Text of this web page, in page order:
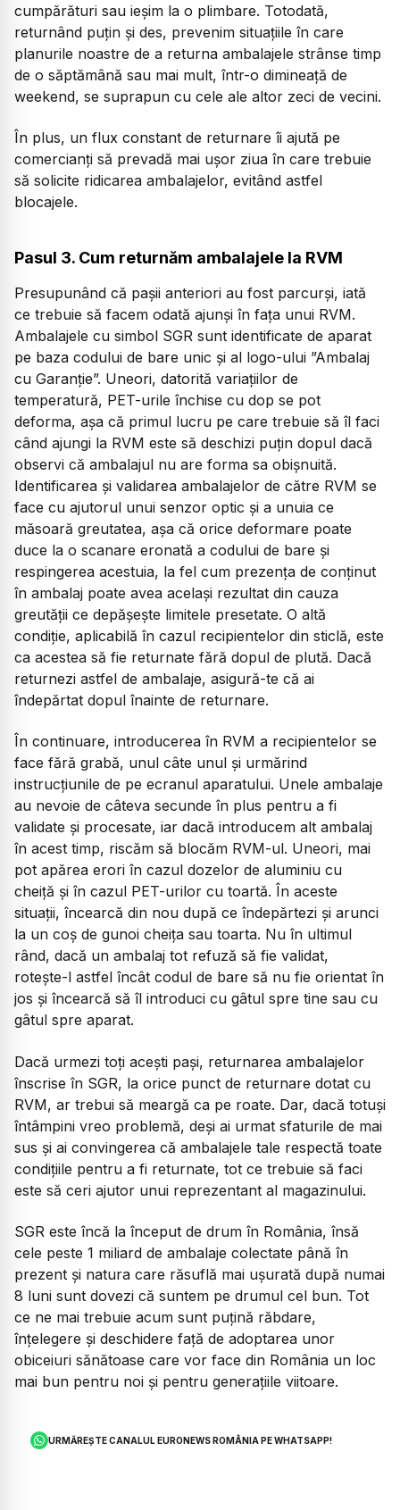
cumpărături sau ieșim la o plimbare. Totodată,
returnând puțin și des, prevenim situațiile în care
planurile noastre de a returna ambalajele strânse timp
de o săptămână sau mai mult, într-o dimineață de
weekend, se suprapun cu cele ale altor zeci de vecini.
În plus, un flux constant de returnare îi ajută pe
comercianți să prevadă mai ușor ziua în care trebuie
să solicite ridicarea ambalajelor, evitând astfel
blocajele.
Pasul 3. Cum returnăm ambalajele la RVM
Presupunând că pașii anteriori au fost parcurși, iată
ce trebuie să facem odată ajunși în fața unui RVM.
Ambalajele cu simbol SGR sunt identificate de aparat
pe baza codului de bare unic și al logo-ului ”Ambalaj
cu Garanție”. Uneori, datorită variațiilor de
temperatură, PET-urile închise cu dop se pot
deforma, așa că primul lucru pe care trebuie să îl faci
când ajungi la RVM este să deschizi puțin dopul dacă
observi că ambalajul nu are forma sa obișnuită.
Identificarea și validarea ambalajelor de către RVM se
face cu ajutorul unui senzor optic și a unuia ce
măsoară greutatea, așa că orice deformare poate
duce la o scanare eronată a codului de bare și
respingerea acestuia, la fel cum prezența de conținut
în ambalaj poate avea același rezultat din cauza
greutății ce depășește limitele presetate. O altă
condiție, aplicabilă în cazul recipientelor din sticlă, este
ca acestea să fie returnate fără dopul de plută. Dacă
returnezi astfel de ambalaje, asigură-te că ai
îndepărtat dopul înainte de returnare.
În continuare, introducerea în RVM a recipientelor se
face fără grabă, unul câte unul și urmărind
instrucțiunile de pe ecranul aparatului. Unele ambalaje
au nevoie de câteva secunde în plus pentru a fi
validate și procesate, iar dacă introducem alt ambalaj
în acest timp, riscăm să blocăm RVM-ul. Uneori, mai
pot apărea erori în cazul dozelor de aluminiu cu
cheiță și în cazul PET-urilor cu toartă. În aceste
situații, încearcă din nou după ce îndepărtezi și arunci
la un coș de gunoi cheița sau toarta. Nu în ultimul
rând, dacă un ambalaj tot refuză să fie validat,
rotește-l astfel încât codul de bare să nu fie orientat în
jos și încearcă să îl introduci cu gâtul spre tine sau cu
gâtul spre aparat.
Dacă urmezi toți acești pași, returnarea ambalajelor
înscrise în SGR, la orice punct de returnare dotat cu
RVM, ar trebui să meargă ca pe roate. Dar, dacă totuși
întâmpini vreo problemă, deși ai urmat sfaturile de mai
sus și ai convingerea că ambalajele tale respectă toate
condițiile pentru a fi returnate, tot ce trebuie să faci
este să ceri ajutor unui reprezentant al magazinului.
SGR este încă la început de drum în România, însă
cele peste 1 miliard de ambalaje colectate până în
prezent și natura care răsuflă mai ușurată după numai
8 luni sunt dovezi că suntem pe drumul cel bun. Tot
ce ne mai trebuie acum sunt puțină răbdare,
înțelegere și deschidere față de adoptarea unor
obiceiuri sănătoase care vor face din România un loc
mai bun pentru noi și pentru generațiile viitoare.
URMĂREȘTE CANALUL EURONEWS ROMÂNIA PE WHATSAPP!